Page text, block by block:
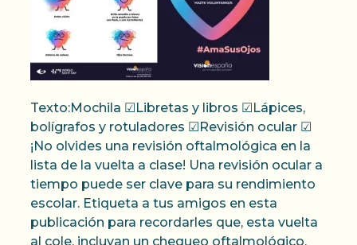
Texto:Mochila ☑Libretas y libros ☑Lápices,
bolígrafos y rotuladores ☑Revisión ocular ☑
¡No olvides una revisión oftalmológica en la
lista de la vuelta a clase! Una revisión ocular a
tiempo puede ser clave para su rendimiento
escolar. Etiqueta a tus amigos en esta
publicación para recordarles que, esta vuelta
al cole, incluyan un chequeo oftalmológico,